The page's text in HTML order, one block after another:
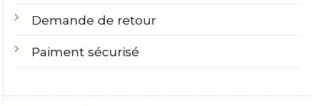
Demande de retour
Paiment sécurisé